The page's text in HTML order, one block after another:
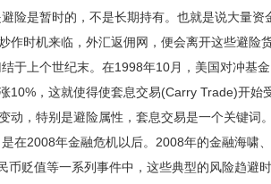
是暂时的，不是长期持有。也就是说大量资
时机来临，外汇返佣网，便会离开这些避险货
上个世纪末。在1998年10月，美国对冲基金
10%，这就使得使套息交易(Carry Trade)开始
，特别是避险属性，套息交易是一个关键词。
2008年金融危机以后。2008年的金融海啸
币贬值等一系列事件中，这些典型的风险趋避